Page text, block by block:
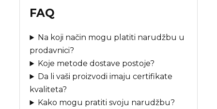
FAQ
Na koji način mogu platiti narudžbu u
prodavnici?
Koje metode dostave postoje?
Da li vaši proizvodi imaju certifikate
kvaliteta?
Kako mogu pratiti svoju narudžbu?